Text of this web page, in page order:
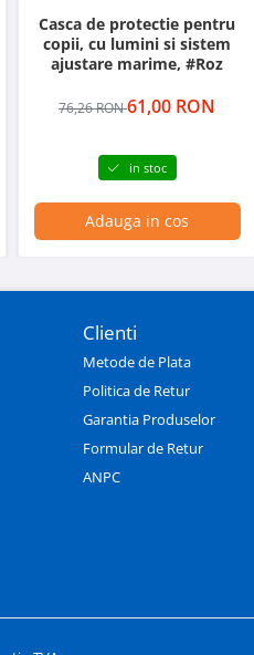
Casca de protectie pentru
copii, cu lumini si sistem
ajustare marime, #Roz
76,26 RON61,00 RON
in stoc
Adauga in cos
Clienti
Metode de Plata
Politica de Retur
Garantia Produselor
Formular de Retur
ANPC